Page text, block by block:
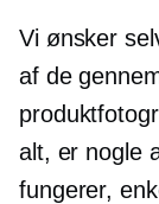
Vi ønsker
af de
alt, er nogle
fungerer,